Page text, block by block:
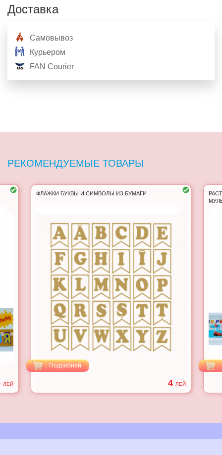
Доставка
Самовывоз
Курьером
FAN Courier
РЕКОМЕНДУЕМЫЕ ТОВАРЫ
ЛЕЙ
ФЛАЖКИ БУКВЫ И СИМВОЛЫ ИЗ БУМАГИ
Подробней
4 ЛЕЙ